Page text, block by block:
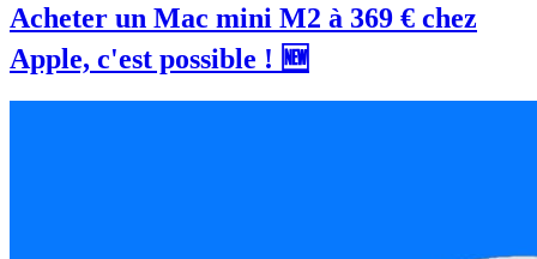
Acheter un Mac mini M2 à 369 € chez
Apple, c'est possible ! 🆕